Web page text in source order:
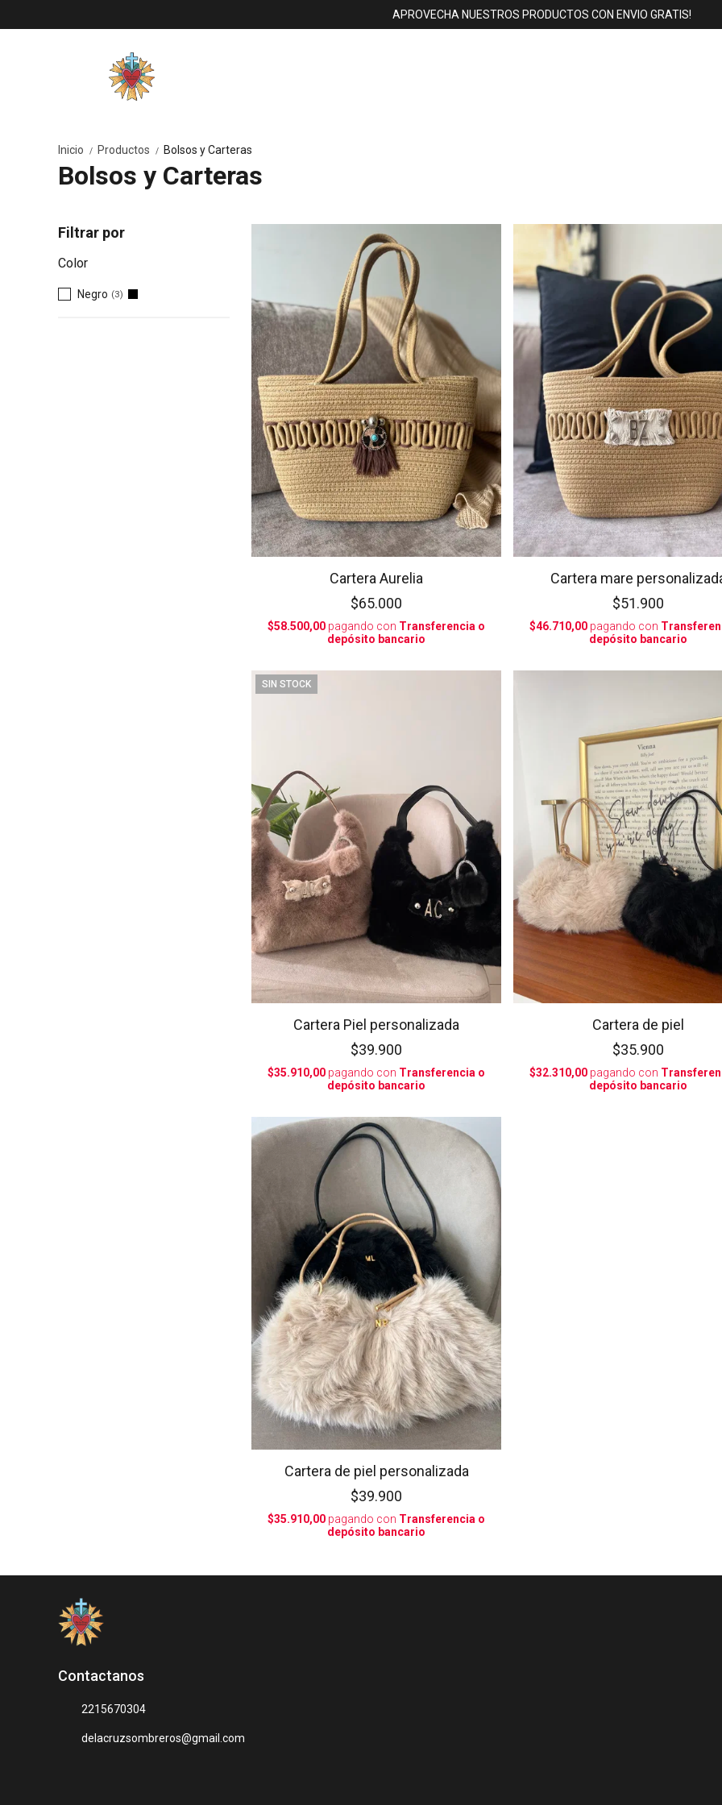
APROVECHA NUESTROS PRODUCTOS CON ENVIO GRATIS!
Inicio / Productos / Bolsos y Carteras
Bolsos y Carteras
Filtrar por
Color
Negro (3)
Cartera Aurelia
$65.000
$58.500,00 pagando con Transferencia o
depósito bancario
Cartera mare
$51.900
$46.710,00 pagando con
depósito bancario
SIN STOCK
Cartera Piel personalizada
$39.900
$35.910,00 pagando con Transferencia o
depósito bancario
Cartera de piel
$35.900
$32.310,00 pagando con
depósito bancario
Cartera de piel personalizada
$39.900
$35.910,00 pagando con Transferencia o
depósito bancario
Contactanos
2215670304
delacruzsombreros@gmail.com